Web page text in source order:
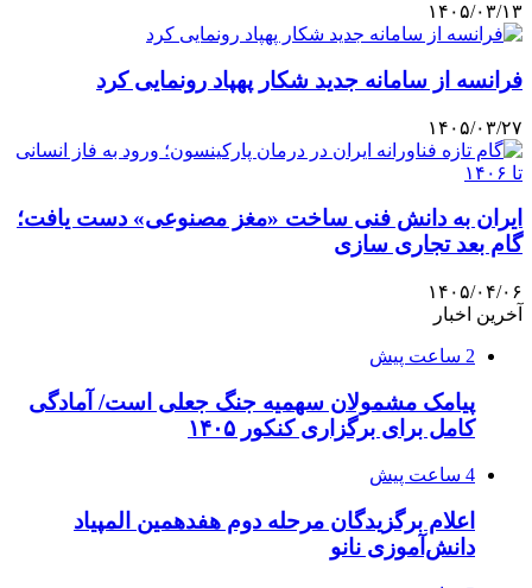
۱۴۰۵/۰۳/۱۳
فرانسه از سامانه جدید شکار پهپاد رونمایی کرد
۱۴۰۵/۰۳/۲۷
ایران به دانش فنی ساخت «مغز مصنوعی» دست یافت؛
گام بعد تجاری سازی
۱۴۰۵/۰۴/۰۶
آخرین اخبار
2 ساعت پیش
پیامک مشمولان سهمیه جنگ جعلی است/ آمادگی
کامل برای برگزاری کنکور ۱۴۰۵
4 ساعت پیش
اعلام برگزیدگان مرحله دوم هفدهمین المپیاد
دانش‌آموزی نانو